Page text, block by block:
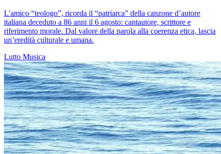
L'amico “teologo”, ricorda il “patriarca” della canzone d’autore
italiana deceduto a 86 anni il 6 agosto: cantautore, scrittore e
riferimento morale. Dal valore della parola alla coerenza etica, lascia
un’eredità culturale e umana.
Lutto Musica